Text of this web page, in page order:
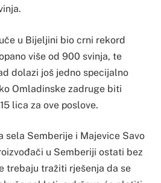
u Bijeljini bio crni rekord
više od 900 svinja, te
dolazi još jedno specijalno
Omladinske zadruge biti
lica za ove poslove.
sela Semberije i Majevice Savo
u Semberiji ostati bez
trebaju tražiti rješenja da se